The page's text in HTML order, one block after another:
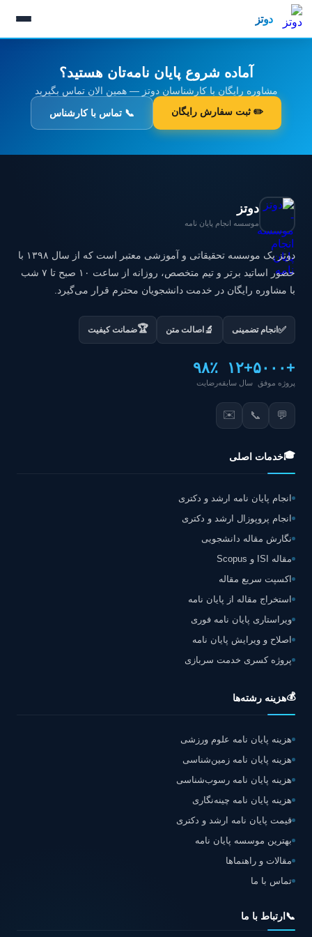
پرش
محتوا
دوتز
آماده شروع پایان نامه‌تان هستید؟
مشاوره رایگان با کارشناسان دوتز — همین الان تماس بگیرید
✏️ ثبت سفارش رایگان 📞 تماس با کارشناس
دوتز
موسسه انجام پایان نامه
دوتز یک موسسه تحقیقاتی و آموزشی معتبر است که از سال ۱۳۹۸ با
حضور اساتید برتر و تیم متخصص، روزانه از ساعت ۱۰ صبح تا ۷ شب
با مشاوره رایگان در خدمت دانشجویان محترم قرار می‌گیرد.
✅ انجام تضمینی 🔬 اصالت متن 🏆ضمانت کیفیت
+۵۰۰۰
پروژه موفق
+۱۲
سال سابقه
۹۸٪
رضایت
💬
📞
✉️
🎓خدمات اصلی
انجام پایان نامه ارشد و دکتری
انجام پروپوزال ارشد و دکتری
نگارش مقاله دانشجویی
مقاله ISI و Scopus
اکسپت سریع مقاله
استخراج مقاله از پایان نامه
ویراستاری پایان نامه فوری
اصلاح و ویرایش پایان نامه
پروژه کسری خدمت سربازی
💰هزینه رشته‌ها
هزینه پایان نامه علوم ورزشی
هزینه پایان نامه زمین‌شناسی
هزینه پایان نامه رسوب‌شناسی
هزینه پایان نامه چینه‌نگاری
قیمت پایان نامه ارشد و دکتری
بهترین موسسه پایان نامه
مقالات و راهنماها
تماس با ما
📞 ارتباط با ما